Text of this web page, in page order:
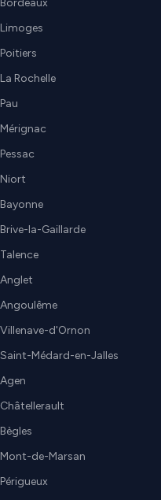
Bordeaux
Limoges
Poitiers
La Rochelle
Pau
Mérignac
Pessac
Niort
Bayonne
Brive-la-Gaillarde
Talence
Anglet
Angoulême
Villenave-d'Ornon
Saint-Médard-en-Jalles
Agen
Châtellerault
Bègles
Mont-de-Marsan
Périgueux